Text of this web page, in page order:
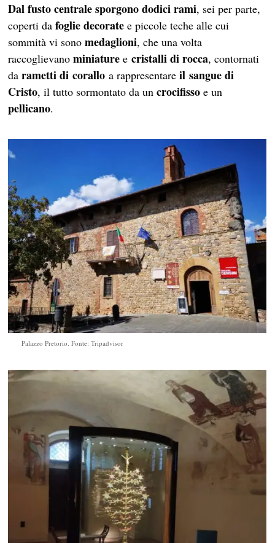
Dal fusto centrale sporgono dodici rami, sei per parte,
coperti dafoglie decorate e piccole teche alle cui
sommità vi sonomedaglioni, che una volta
raccoglievanominiature ecristalli di rocca, contornati
darametti di corallo a rappresentareil sangue di
Cristo, il tutto sormontato da uncrocifisso e un
pellicano.
Palazzo Pretorio. Fonte: Tripadvisor